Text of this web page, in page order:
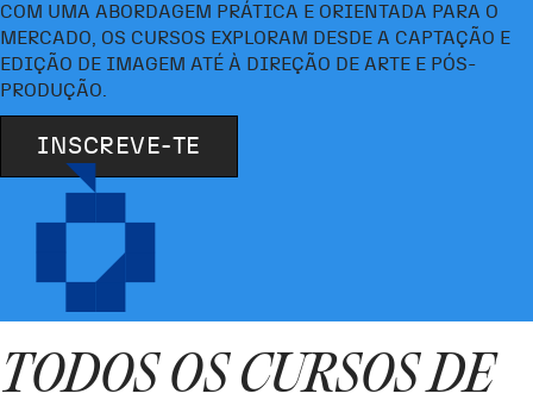
COM UMA ABORDAGEM PRÁTICA E ORIENTADA PARA O
MERCADO, OS CURSOS EXPLORAM DESDE A CAPTAÇÃO E
EDIÇÃO DE IMAGEM ATÉ À DIREÇÃO DE ARTE E PÓS-
PRODUÇÃO.
INSCREVE-TE
TODOS OS CURSOS DE